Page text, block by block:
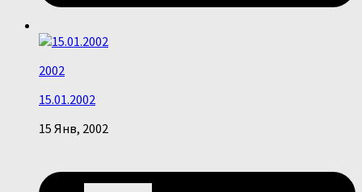
2002
15.01.2002
15 Янв, 2002